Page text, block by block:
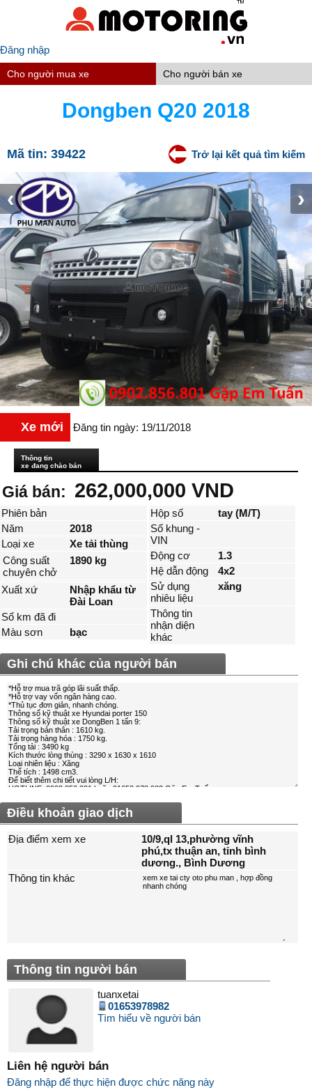
Đăng nhập
Cho người mua xe Cho người bán xe
Dongben Q20 2018
Mã tin: 39422 Trở lại kết quả tìm kiếm
‹ ›
Xe mới Đăng tin ngày: 19/11/2018
Thông tin
xe đang chào bán
Giá bán: 262,000,000 VND
Phiên bản
Năm
2018
Loại xe
Xe tải thùng
Công suất
chuyên chở
1890 kg
Xuất xứ
Nhập khẩu từ
Đài Loan
Số km đã đi
Màu sơn
bạc
Hộp số
tay (M/T)
Số khung -
VIN
Động cơ
1.3
Hệ dẫn động
4x2
Sử dụng
nhiêu liệu
xăng
Thông tin
nhận diện
khác
Ghi chú khác của người bán
Điều khoản giao dịch
Địa điểm xem xe
10/9,ql 13,phường vĩnh
phú,tx thuận an, tỉnh bình
dương., Bình Dương
Thông tin khác
Thông tin người bán
tuanxetai
01653978982
Tìm hiểu về người bán
Liên hệ người bán
Đăng nhập để thực hiện được chức năng này